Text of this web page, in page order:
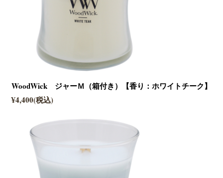
WoodWick ジャーＭ（箱付き）【香り：ホワイトチーク】
¥4,400(税込)